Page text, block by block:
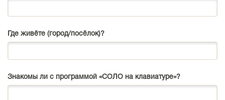
Где живёте (город/посёлок)?
Знакомы ли с программой «СОЛО на клавиатуре»?